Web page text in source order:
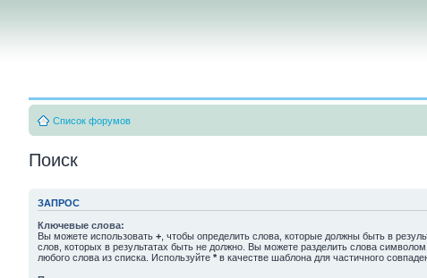
Список форумов
Поиск
ЗАПРОС
Ключевые слова:
Вы можете использовать + , чтобы определить слова, которые должны быть в
слов, которых в результатах быть не должно. Вы можете разделить слова символом
любого слова из списка. Используйте * в качестве шаблона для частичного